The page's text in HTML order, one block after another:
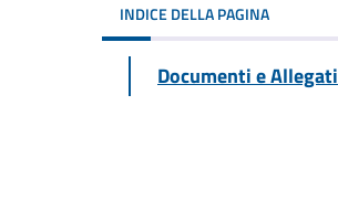
INDICE DELLA PAGINA
Documenti e Allegati